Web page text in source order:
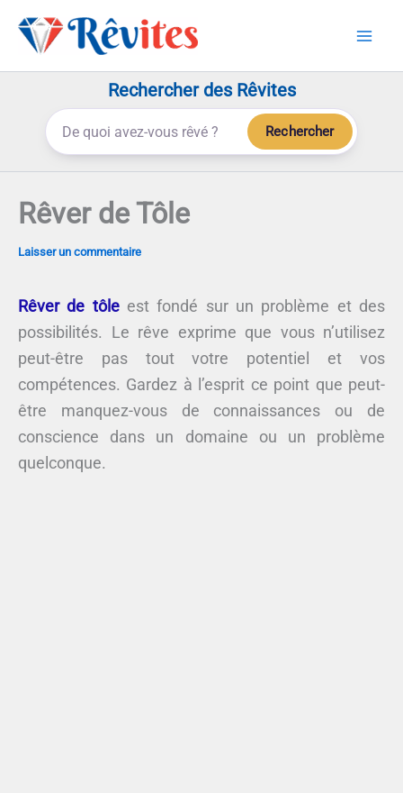
Rechercher des Rêvites
Rechercher
Rêver de Tôle
Laisser un commentaire
Rêver de tôleest fondé sur un problème et des
possibilités. Le rêve exprime que vous n’utilisez
peut-être pas tout votre potentiel et vos
compétences. Gardez à l’esprit ce point que peut-
être manquez-vous de connaissances ou de
conscience dans un domaine ou un problème
quelconque.